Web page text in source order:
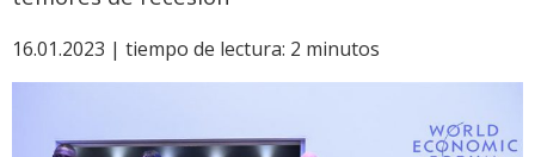
16.01.2023 | tiempo de lectura: 2 minutos